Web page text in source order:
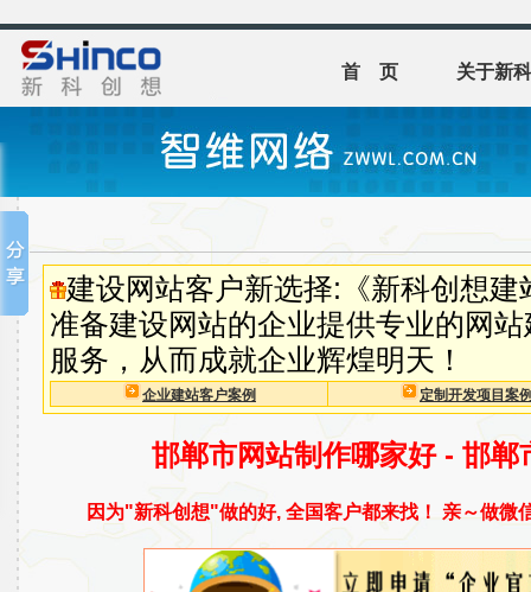
首 页 关于新
建设网站客户新选择:《新科创想
准备建设网站的企业提供专业的网
服务，从而成就企业辉煌明天！
企业建站客户案例 定制开发项目案
邯郸市网站制作哪家好 - 邯郸
因为"新科创想"做的好, 全国客户都来找！ 亲～做微